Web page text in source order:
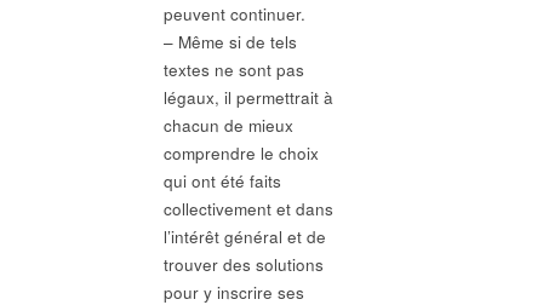
peuvent continuer.
– Même si de tels
textes ne sont pas
légaux, il permettrait à
chacun de mieux
comprendre le choix
qui ont été faits
collectivement et dans
l’intérêt général et de
trouver des solutions
pour y inscrire ses